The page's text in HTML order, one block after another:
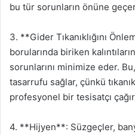
bu tür sorunların önüne
3. **Gider Tıkanıklığını
borularında biriken
sorunlarını minimize eder.
tasarrufu sağlar, çünkü
profesyonel bir tesisatçı
4. **Hijyen**: Süzgeçler,